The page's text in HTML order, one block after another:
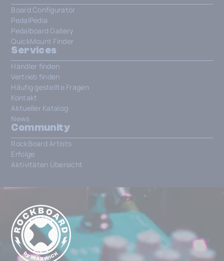
Board Configurator
PedalPedia
Pedalboard Gallery
QuickMount Finder
Services
Händler finden
Vertrieb finden
Häufig gestellte Fragen
Kontakt
Aktueller Katalog
News
Community
RockBoard Artists
Erfolge
Aktivitäten Übersicht